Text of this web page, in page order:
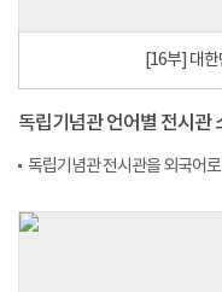
[16부] 대
독립기념관 언어별 전시관
독립기념관 전시관을 외국어